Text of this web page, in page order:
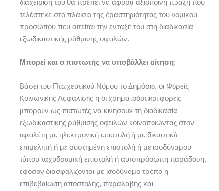
διαχείρισή του θα πρέπει να αφορά αξιόποινη πράξη που
τελέστηκε στο πλαίσιο της δραστηριότητας του νομικού
προσώπου που αιτείται την ένταξή του στη διαδικασία
εξωδικαστικής ρύθμισης οφειλών.
Μπορεί και ο πιστωτής να υποβάλλει αίτηση;
Βάσει του Πτωχευτικού Νόμου το Δημόσιο, οι Φορείς
Κοινωνικής Ασφάλισης ή οι χρηματοδοτικοί φορείς
μπορούν ως πιστωτές να κινήσουν τη διαδικασία
εξωδικαστικής ρύθμισης οφειλών κοινοποιώντας στον
οφειλέτη με ηλεκτρονική επιστολή ή με δικαστικό
επιμελητή ή με συστημένη επιστολή ή με ισοδύναμου
τύπου ταχυδρομική επιστολή ή αυτοπρόσωπη παράδοση,
εφόσον διασφαλίζονται με ισοδύναμο τρόπο η
επιβεβαίωση αποστολής, παραλαβής και